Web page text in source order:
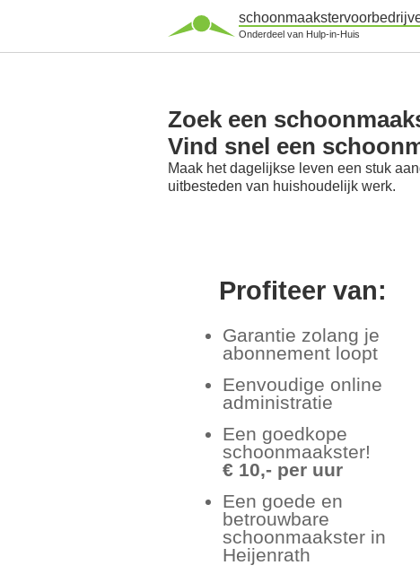
Onderdeel van Hulp-in-Huis
Zoek een
Vind snel een
Maak het dagelijkse leven een stuk
uitbesteden van huishoudelijk werk.
Profiteer van:
Garantie zolang je
abonnement loopt
Eenvoudige online
administratie
Een goedkope
schoonmaakster!
€ 10,- per uur
Een goede en
betrouwbare
schoonmaakster in
Heijenrath